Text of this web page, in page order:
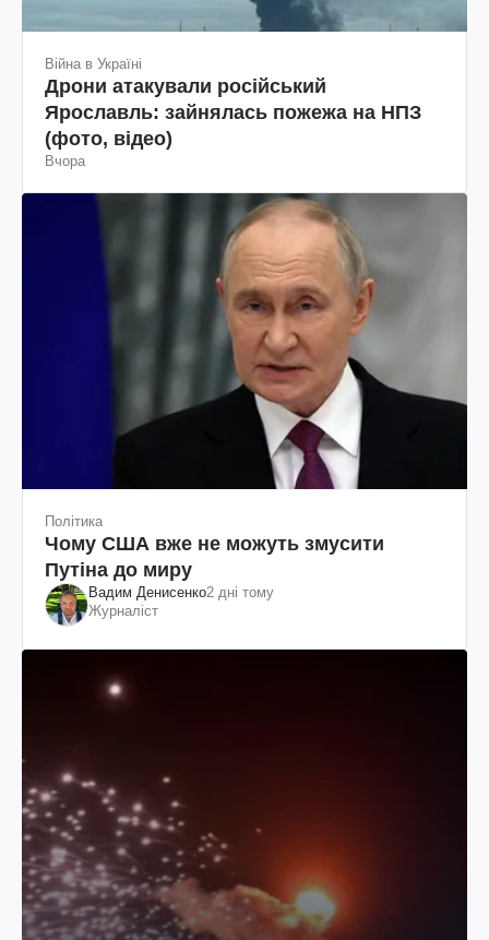
Війна в Україні
Дрони атакували російський
Ярославль: зайнялась пожежа на НПЗ
(фото, відео)
Вчора
Політика
Чому США вже не можуть змусити
Путіна до миру
Вадим Денисенко2 дні тому
Журналіст